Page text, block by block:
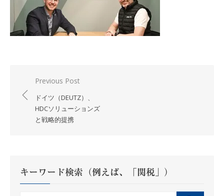
稿
シ
ョ
Previous Post
ドイツ（DEUTZ）、
HDCソリューションズ
と戦略的提携
キーワード検索（例えば、「関税」）